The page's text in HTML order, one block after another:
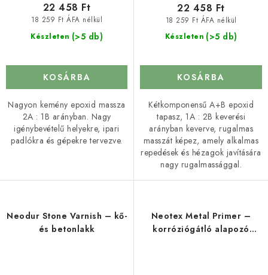
Készleten (>5 db)
18 259 Ft ÁFA nélkül
22 458 Ft
KOSÁRBA
Nagyon kemény epoxid massza
2A : 1B arányban. Nagy
igénybevételű helyekre, ipari
padlókra és gépekre tervezve.
Készleten (>5 db)
18 259 Ft ÁFA nélkül
22 458 Ft
KOSÁRBA
Kétkomponensű A+B epoxid
tapasz, 1A : 2B keverési
arányban keverve, rugalmas
masszát képez, amely alkalmas
repedések és hézagok javítására
nagy rugalmassággal.
Neodur Stone Varnish – kő-
és betonlakk
Neotex Metal Primer –
korróziógátló alapozó